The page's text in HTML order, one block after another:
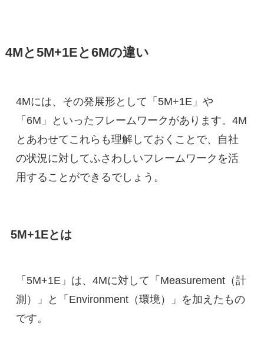
4Mと5M+1Eと6Mの違い
4Mには、その発展形として「5M+1E」や
「6M」といったフレームワークがあります。4M
とあわせてこれらも理解しておくことで、自社
の状況に対してふさわしいフレームワークを活
用することができるでしょう。
5M+1Eとは
「5M+1E」は、4Mに対して「Measurement（計
測）」と「Environment（環境）」を加えたもの
です。